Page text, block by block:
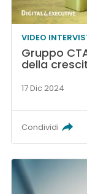
VIDEO
Gruppo
della
17 Dic 2024
Condividi